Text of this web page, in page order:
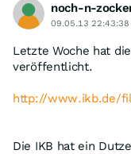
noch-n-
09.05.13 22:43:38
Letzte Woche hat
veröffentlicht.
http://www.ikb.de/
Die IKB hat ein